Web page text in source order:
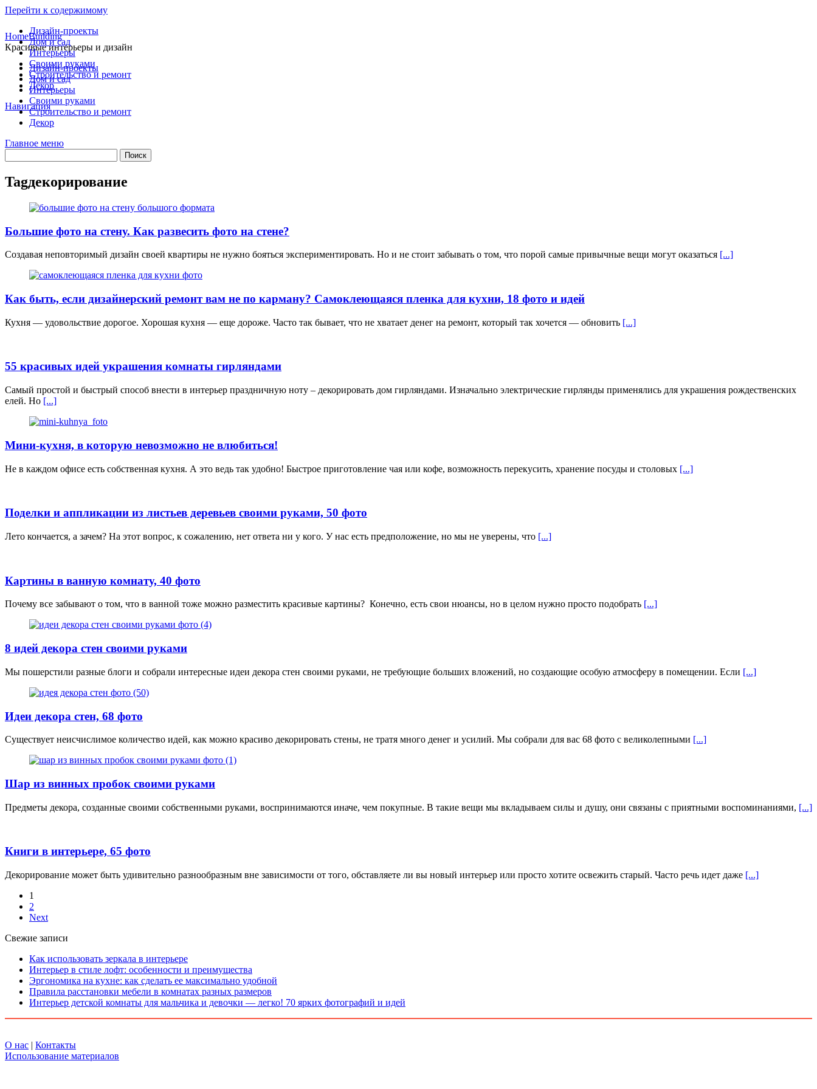
Перейти к содержимому
Дизайн-проекты
Дом и сад
Интерьеры
Своими руками
Строительство и ремонт
Декор
Навигация
HomeBuilding
Красивые интерьеры и дизайн
Дизайн-проекты
Дом и сад
Интерьеры
Своими руками
Строительство и ремонт
Декор
Главное меню
Tagдекорирование
Большие фото на стену. Как развесить фото на стене?
Создавая неповторимый дизайн своей квартиры не нужно бояться экспериментировать. Но и не стоит забывать о том, что порой самые привычные вещи могут оказаться [...]
Как быть, если дизайнерский ремонт вам не по карману? Самоклеющаяся пленка для кухни, 18 фото и идей
Кухня — удовольствие дорогое. Хорошая кухня — еще дороже. Часто так бывает, что не хватает денег на ремонт, который так хочется — обновить [...]
55 красивых идей украшения комнаты гирляндами
Самый простой и быстрый способ внести в интерьер праздничную ноту – декорировать дом гирляндами. Изначально электрические гирлянды применялись для украшения рождественских
елей. Но [...]
Мини-кухня, в которую невозможно не влюбиться!
Не в каждом офисе есть собственная кухня. А это ведь так удобно! Быстрое приготовление чая или кофе, возможность перекусить, хранение посуды и столовых [...]
Поделки и аппликации из листьев деревьев своими руками, 50 фото
Лето кончается, а зачем? На этот вопрос, к сожалению, нет ответа ни у кого. У нас есть предположение, но мы не уверены, что [...]
Картины в ванную комнату, 40 фото
Почему все забывают о том, что в ванной тоже можно разместить красивые картины? Конечно, есть свои нюансы, но в целом нужно просто подобрать [...]
8 идей декора стен своими руками
Мы пошерстили разные блоги и собрали интересные идеи декора стен своими руками, не требующие больших вложений, но создающие особую атмосферу в помещении. Если [...]
Идеи декора стен, 68 фото
Существует неисчислимое количество идей, как можно красиво декорировать стены, не тратя много денег и усилий. Мы собрали для вас 68 фото с великолепными [...]
Шар из винных пробок своими руками
Предметы декора, созданные своими собственными руками, воспринимаются иначе, чем покупные. В такие вещи мы вкладываем силы и душу, они связаны с приятными воспоминаниями, [...]
Книги в интерьере, 65 фото
Декорирование может быть удивительно разнообразным вне зависимости от того, обставляете ли вы новый интерьер или просто хотите освежить старый. Часто речь идет даже [...]
1
2
Next
Свежие записи
Как использовать зеркала в интерьере
Интерьер в стиле лофт: особенности и преимущества
Эргономика на кухне: как сделать ее максимально удобной
Правила расстановки мебели в комнатах разных размеров
Интерьер детской комнаты для мальчика и девочки — легко! 70 ярких фотографий и идей
О нас | Контакты
Использование материалов